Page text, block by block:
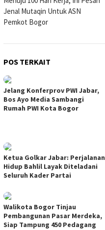
pos
Jenal Mutaqin Untuk ASN
Pemkot Bogor
POS TERKAIT
Jelang Konferprov PWI Jabar,
Bos Ayo Media Sambangi
Rumah PWI Kota Bogor
Ketua Golkar Jabar: Perjalanan
Hidup Bahlil Layak Diteladani
Seluruh Kader Partai
Walikota Bogor Tinjau
Pembangunan Pasar Merdeka,
Siap Tampung 450 Pedagang